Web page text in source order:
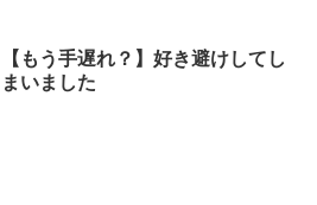
【もう手遅れ？】好き避けしてし
まいました